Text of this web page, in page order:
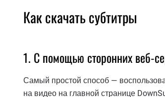
Как скачать субтитры
1. С помощью сторонних веб-
Самый простой способ —
на видео на главной странице